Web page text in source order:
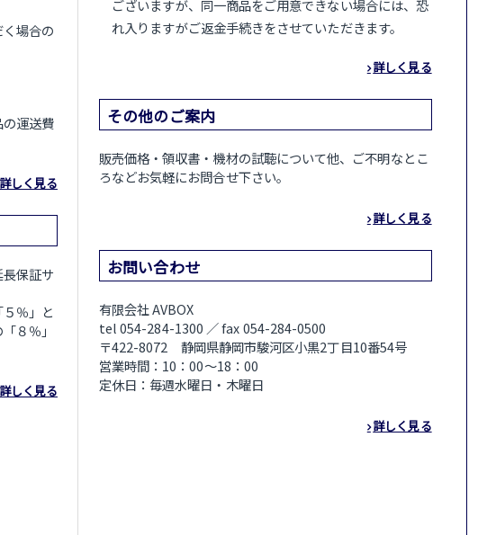
場合の
運送費
詳しく見る
保証サ
％」と
８％」
詳しく見る
ございますが、同一商品をご用意できない場合には、恐
れ入りますがご返金手続きをさせていただきます。
詳しく見る
その他のご案内
販売価格・領収書・機材の試聴について他、ご不明なとこ
ろなどお気軽にお問合せ下さい。
詳しく見る
お問い合わせ
有限会社 AVBOX
tel 054-284-1300 ／ fax 054-284-0500
〒422-8072 静岡県静岡市駿河区小黒2丁目10番54号
営業時間：10：00～18：00
定休日：毎週水曜日・木曜日
詳しく見る